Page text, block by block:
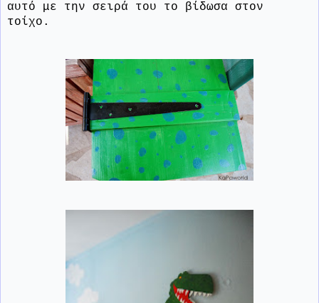
αυτό με την σειρά του το βίδωσα στον
τοίχο.